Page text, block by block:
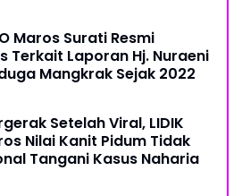
Maros Surati Resmi
Terkait Laporan Hj. Nuraeni
Mangkrak Sejak 2022
Setelah Viral, LIDIK
Nilai Kanit Pidum Tidak
Tangani Kasus Naharia